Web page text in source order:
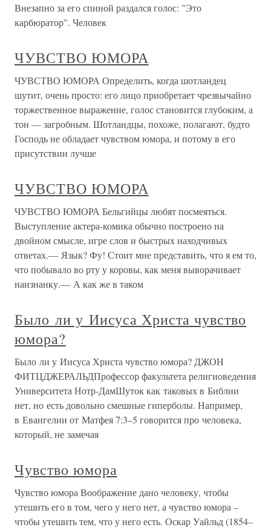
Внезапно за его спиной раздался голос: "Это
карбюратор". Человек
ЧУВСТВО ЮМОРА
ЧУВСТВО ЮМОРА Определить, когда шотландец
шутит, очень просто: его лицо приобретает чрезвычайно
торжественное выражение, голос становится глубоким, а
тон — загробным. Шотландцы, похоже, полагают, будто
Господь не обладает чувством юмора, и потому в его
присутствии лучше
ЧУВСТВО ЮМОРА
ЧУВСТВО ЮМОРА Бельгийцы любят посмеяться.
Выступление актера-комика обычно построено на
двойном смысле, игре слов и быстрых находчивых
ответах.— Язык? Фу! Стоит мне представить, что я ем то,
что побывало во рту у коровы, как меня выворачивает
наизнанку.— А как же в таком
Было ли у Иисуса Христа чувство
юмора?
Было ли у Иисуса Христа чувство юмора? ДЖОН
ФИТЦДЖЕРАЛЬДПрофессор факультета религиоведения
Университета Нотр-ДамШуток как таковых в Библии
нет, но есть довольно смешные гиперболы. Например,
в Евангелии от Матфея 7:3–5 говорится про человека,
который, не замечая
Чувство юмора
Чувство юмора Воображение дано человеку, чтобы
утешить его в том, чего у него нет, а чувство юмора –
чтобы утешить тем, что у него есть. Оскар Уайльд (1854–